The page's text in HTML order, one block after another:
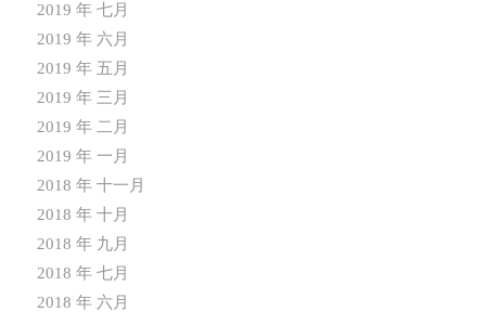
2019 年 七月
2019 年 六月
2019 年 五月
2019 年 三月
2019 年 二月
2019 年 一月
2018 年 十一月
2018 年 十月
2018 年 九月
2018 年 七月
2018 年 六月